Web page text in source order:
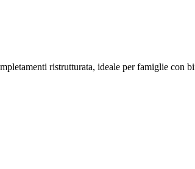
ristrutturata, ideale per famiglie con